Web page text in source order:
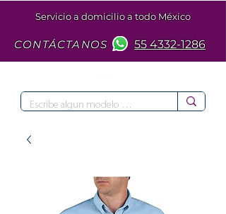
Servicio a domicilio a todo México
CONTÁCTANOS 55 4332-1286